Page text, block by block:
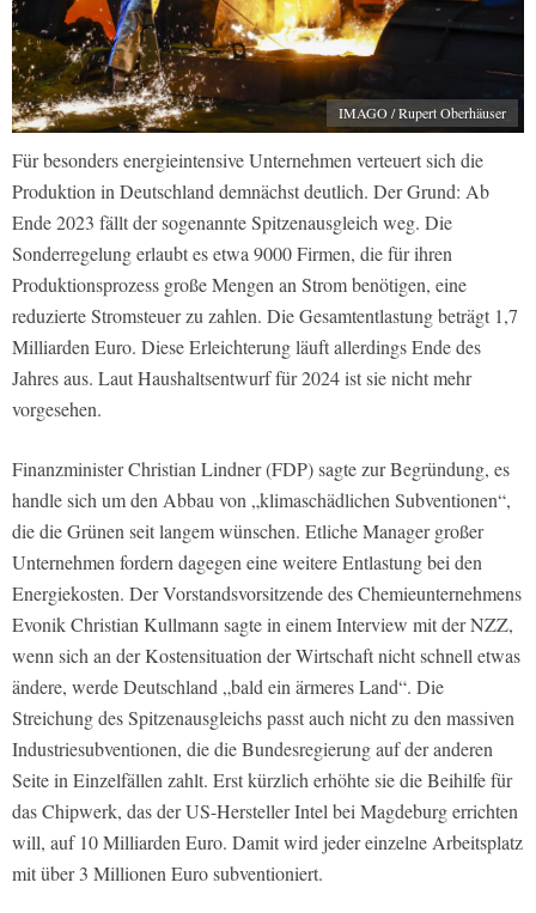
IMAGO / Rupert Oberhäuser
Für besonders energieintensive Unternehmen verteuert sich die
Produktion in Deutschland demnächst deutlich. Der Grund: Ab
Ende 2023 fällt der sogenannte Spitzenausgleich weg. Die
Sonderregelung erlaubt es etwa 9000 Firmen, die für ihren
Produktionsprozess große Mengen an Strom benötigen, eine
reduzierte Stromsteuer zu zahlen. Die Gesamtentlastung beträgt 1,7
Milliarden Euro. Diese Erleichterung läuft allerdings Ende des
Jahres aus. Laut Haushaltsentwurf für 2024 ist sie nicht mehr
vorgesehen.
Finanzminister Christian Lindner (FDP) sagte zur Begründung, es
handle sich um den Abbau von „klimaschädlichen Subventionen“,
die die Grünen seit langem wünschen. Etliche Manager großer
Unternehmen fordern dagegen eine weitere Entlastung bei den
Energiekosten. Der Vorstandsvorsitzende des Chemieunternehmens
Evonik Christian Kullmann sagte in einem Interview mit der NZZ,
wenn sich an der Kostensituation der Wirtschaft nicht schnell etwas
ändere, werde Deutschland „bald ein ärmeres Land“. Die
Streichung des Spitzenausgleichs passt auch nicht zu den massiven
Industriesubventionen, die die Bundesregierung auf der anderen
Seite in Einzelfällen zahlt. Erst kürzlich erhöhte sie die Beihilfe für
das Chipwerk, das der US-Hersteller Intel bei Magdeburg errichten
will, auf 10 Milliarden Euro. Damit wird jeder einzelne Arbeitsplatz
mit über 3 Millionen Euro subventioniert.